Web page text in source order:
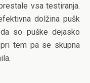
vsa testiranja.
dolžina pušk
so puške dejasko
tem pa se skupna